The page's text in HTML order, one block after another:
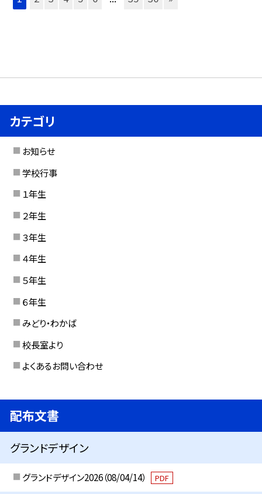
カテゴリ
お知らせ
学校行事
１年生
２年生
３年生
４年生
５年生
６年生
みどり・わかば
校長室より
よくあるお問い合わせ
配布文書
グランドデザイン
グランドデザイン2026（08/04/14） PDF